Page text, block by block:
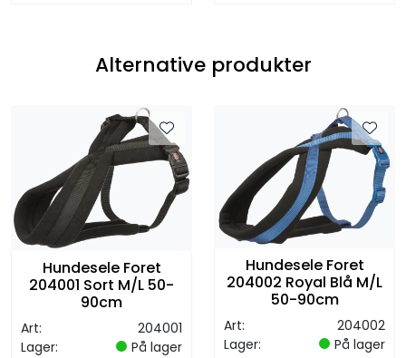
Alternative produkter
Hundesele Foret
204001 Sort M/L 50-
90cm
Art:
204001
Lager:
På lager
Hundesele Foret
204002 Royal Blå M/L
50-90cm
Art:
204002
Lager:
På lager